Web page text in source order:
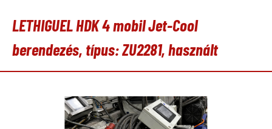
LETHIGUEL HDK 4 mobil Jet-Cool
berendezés, típus: ZU2281, használt
Képgaléria kihagyása